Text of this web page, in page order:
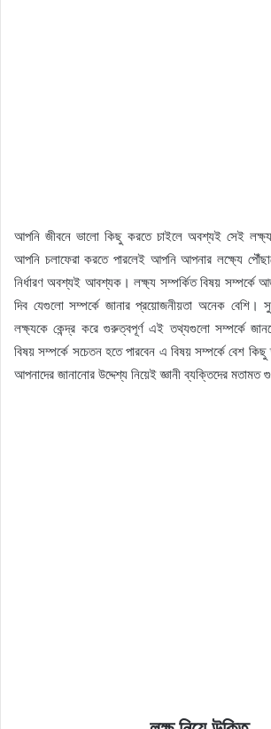
আপনি জীবনে ভালো কিছু করতে চাইলে অবশ্যই সেই
আপনি চলাফেরা করতে পারলেই আপনি আপনার লক্ষ্যে
নির্ধারণ অবশ্যই আবশ্যক। লক্ষ্য সম্পর্কিত বিষয়
দিব যেগুলো সম্পর্কে জানার প্রয়োজনীয়তা অনেক বেশি।
লক্ষ্যকে কেন্দ্র করে গুরুত্বপূর্ণ এই তথ্যগুলো সম্পর্কে
বিষয় সম্পর্কে সচেতন হতে পারবেন এ বিষয় সম্পর্কে বেশ
আপনাদের জানানোর উদ্দেশ্য নিয়েই জ্ঞানী ব্যক্তিদের মতামত